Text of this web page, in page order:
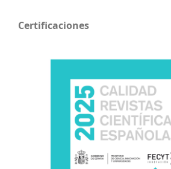
Certificaciones